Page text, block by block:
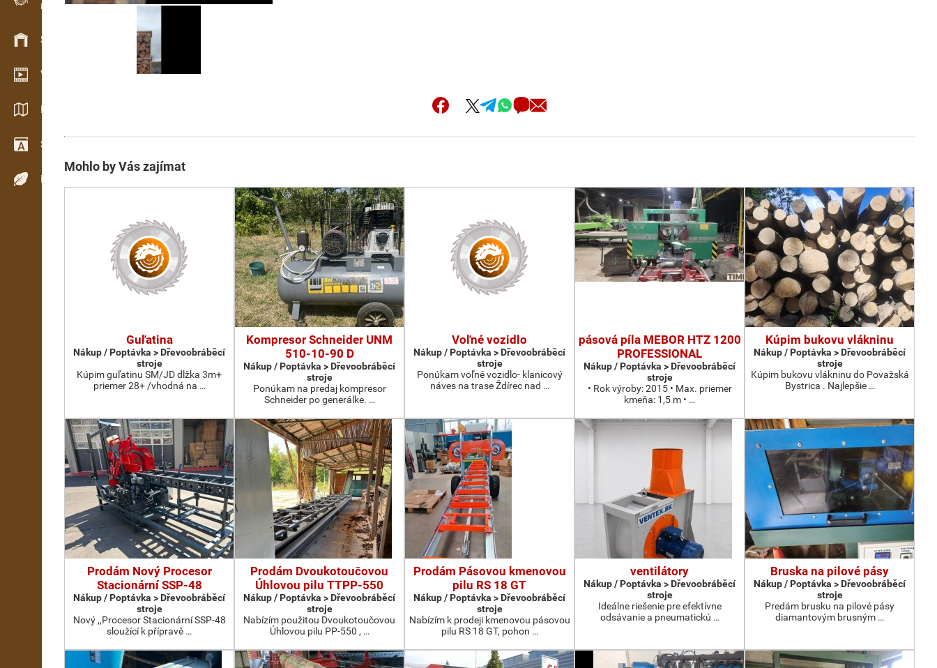
Evidence dřeva v terénu
Skladové hospodářství
Video showroom
Katalogy / Brožury
Slovník
Dřeviny
Mohlo by Vás zajímat
Guľatina
Nákup / Poptávka > Dřevoobráběcí
stroje
Kúpim guľatinu SM/JD dlžka 3m+
priemer 28+ /vhodná na …
Kompresor Schneider UNM
510-10-90 D
Nákup / Poptávka > Dřevoobráběcí
stroje
Ponúkam na predaj kompresor
Schneider po generálke. …
Voľné vozidlo
Nákup / Poptávka > Dřevoobráběcí
stroje
Ponúkam voľné vozidlo- klanicový
náves na trase Ždírec nad …
pásová píla MEBOR HTZ 1200
PROFESSIONAL
Nákup / Poptávka > Dřevoobráběcí
stroje
• Rok výroby: 2015 • Max. priemer
kmeňa: 1,5 m • …
Kúpim bukovu vlákninu
Nákup / Poptávka > Dřevoobráběcí
stroje
Kúpim bukovu vlákninu do Považská
Bystrica . Najlepšie …
Prodám Nový Procesor
Stacionární SSP-48
Nákup / Poptávka > Dřevoobráběcí
stroje
Nový ,,Procesor Stacionární SSP-48
sloužící k přípravě …
Prodám Dvoukotoučovou
Úhlovou pilu TTPP-550
Nákup / Poptávka > Dřevoobráběcí
stroje
Nabízím použitou Dvoukotoučovou
Úhlovou pilu PP-550 , …
Prodám Pásovou kmenovou
pilu RS 18 GT
Nákup / Poptávka > Dřevoobráběcí
stroje
Nabízím k prodeji kmenovou pásovou
pilu RS 18 GT, pohon …
ventilátory
Nákup / Poptávka > Dřevoobráběcí
stroje
Ideálne riešenie pre efektívne
odsávanie a pneumatickú …
Bruska na pilové pásy
Nákup / Poptávka > Dřevoobráběcí
stroje
Predám brusku na pilové pásy
diamantovým brusným …